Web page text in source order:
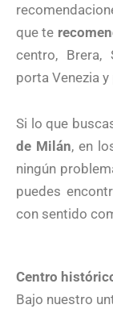
que te
centro, Brera,
porta Venezia
Si lo que
de Milán, en
ningún
puedes
con sentido
Centro
Bajo nuestro